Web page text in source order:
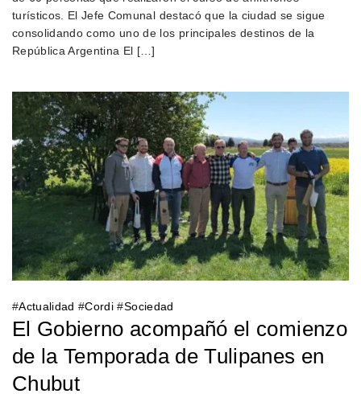
turísticos. El Jefe Comunal destacó que la ciudad se sigue
consolidando como uno de los principales destinos de la
República Argentina El […]
#Actualidad #Cordi #Sociedad
El Gobierno acompañó el comienzo
de la Temporada de Tulipanes en
Chubut